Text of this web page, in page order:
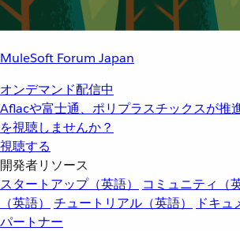
MuleSoft Forum Japan
オンデマンド配信中
Aflacや富士通、ポリプラスチックスが推
を視聴しませんか？
視聴する
開発者リソース
スタートアップ（英語）
コミュニティ（
（英語）
チュートリアル（英語）
ドキュ
パートナー